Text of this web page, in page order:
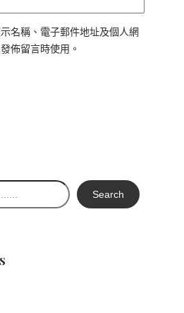
名稱、電子郵件地址及個人網
佈留言時使用。
Search